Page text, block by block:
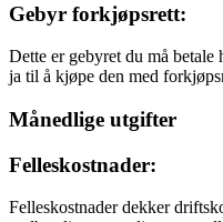
Gebyr forkjøpsrett:
Dette er gebyret du må
ja til å kjøpe den med
Månedlige utgifter
Felleskostnader:
Felleskostnader dekker